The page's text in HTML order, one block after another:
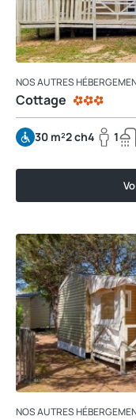
NOS AUTRES
Cottage
30 m²2 ch4 1
NOS AUTRES